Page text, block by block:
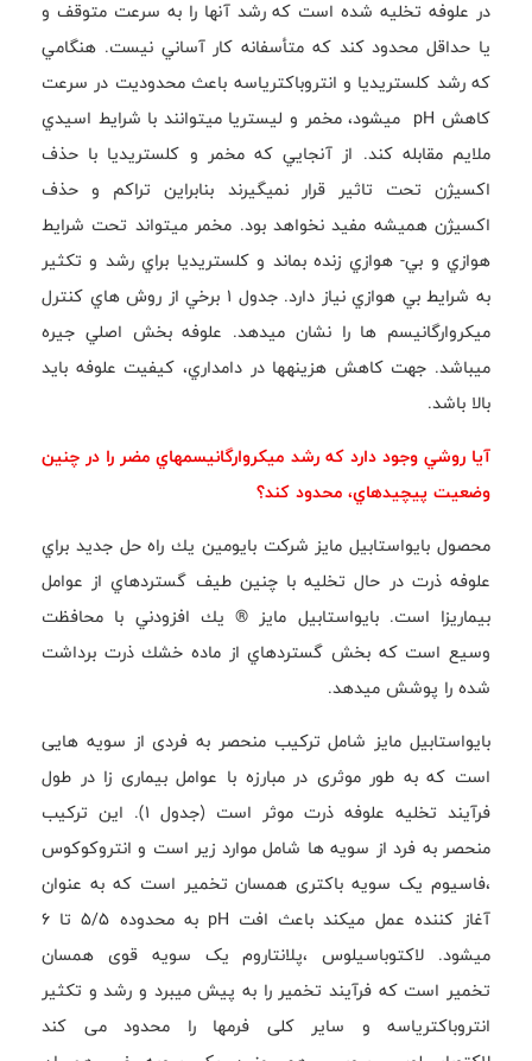
در علوفه تخليه شده است كه رشد آنها را به سرعت متوقف و
يا حداقل محدود كند كه متأسفانه كار آساني نيست. هنگامي
كه رشد كلستريديا و انتروباكترياسه باعث محدوديت در سرعت
كاهش pH ميشود، مخمر و ليستريا ميتوانند با شرايط اسيدي
ملايم مقابله كند. از آنجايي كه مخمر و كلستريديا با حذف
اكسيژن تحت تاثير قرار نميگيرند بنابراين تراكم و حذف
اكسيژن هميشه مفيد نخواهد بود. مخمر ميتواند تحت شرايط
هوازي و بي- هوازي زنده بماند و كلستريديا براي رشد و تكثير
به شرايط بي هوازي نياز دارد. جدول 1 برخي از روش هاي كنترل
ميكروارگانيسم ها را نشان ميدهد. علوفه بخش اصلي جيره
ميباشد. جهت كاهش هزينهها در دامداري، كيفيت علوفه بايد
بالا باشد.
آيا روشي وجود دارد كه رشد ميكروارگانيسمهاي مضر را در چنين
وضعيت پيچيدهاي، محدود كند؟
محصول بايواستابيل مايز شركت بايومين يك راه حل جديد براي
علوفه ذرت در حال تخليه با چنين طيف گستردهاي از عوامل
بيماريزا است. بايواستابيل مايز ® يك افزودني با محافظت
وسيع است كه بخش گستردهاي از ماده خشك ذرت برداشت
شده را پوشش ميدهد.
بایواستابیل مایز شامل ترکیب منحصر به فردی از سویه هایی
است که به طور موثری در مبارزه با عوامل بیماری زا در طول
فرآیند تخلیه علوفه ذرت موثر است (جدول ۱). این ترکیب
منحصر به فرد از سویه ها شامل موارد زیر است و انتروکوکوس
،فاسیوم یک سویه باکتری همسان تخمیر است که به عنوان
آغاز کننده عمل میکند باعث افت pH به محدوده ۵/۵ تا ۶
میشود. لاکتوباسیلوس ،پلانتاروم یک سویه قوی همسان
تخمیر است که فرآیند تخمیر را به پیش میبرد و رشد و تکثیر
انتروباکتریاسه و سایر کلی فرمها را محدود می کند